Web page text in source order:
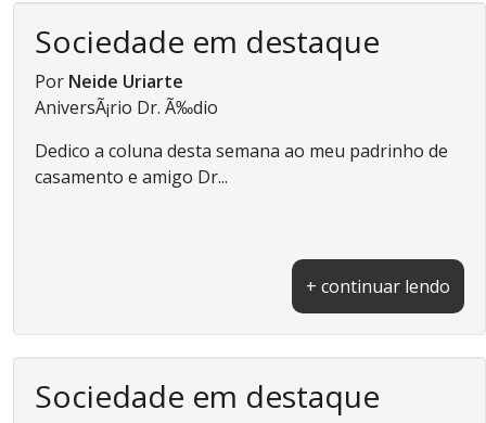
Sociedade em destaque
Por Neide Uriarte
AniversÃ¡rio Dr. Ã‰dio
Dedico a coluna desta semana ao meu padrinho de
casamento e amigo Dr...
+ continuar lendo
Sociedade em destaque